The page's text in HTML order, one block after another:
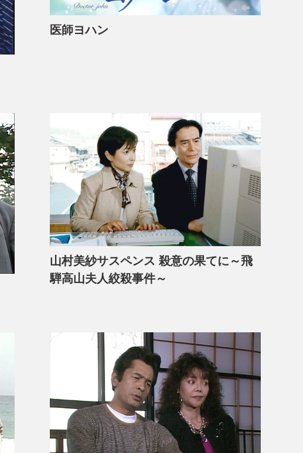
医師ヨハン
山村美紗サスペンス 殺意の果てに～飛
騨高山夫人絞殺事件～